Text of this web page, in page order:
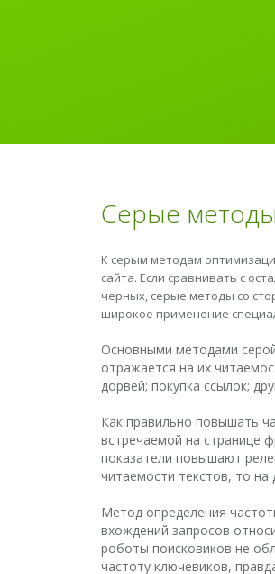
Серые
К серым методам
сайта. Если сравнивать с
черных, серые методы со
широкое применение
Основными методами
отражается на их
дорвей; покупка ссылок;
Как правильно повышать
встречаемой на странице
показатели повышают
читаемости текстов, то
Метод определения
вхождений запросов
роботы поисковиков не
частоту ключевиков,